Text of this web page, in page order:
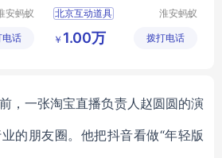
安蚂蚁
作有限
电话
厂 蚂蚁
北京互动道具
互动道具定制厂
淮安蚂蚁
制作有限
￥ 1.00万 拨打电话
，一张淘宝直播负责人赵圆圆的演
的朋友圈。他把抖音看做“年轻版